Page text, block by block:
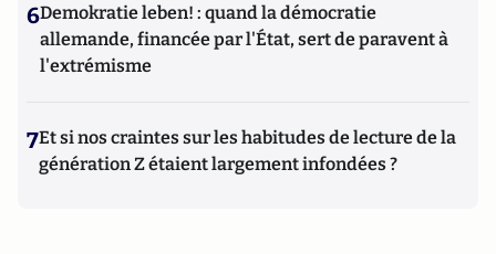
6Demokratie leben! : quand la démocratie
allemande, financée par l'État, sert de paravent à
l'extrémisme
7Et si nos craintes sur les habitudes de lecture de la
génération Z étaient largement infondées ?